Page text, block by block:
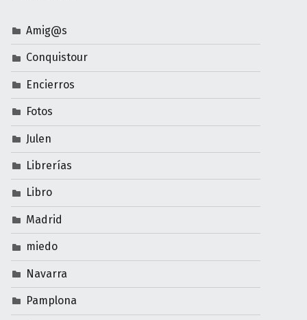
Amig@s
Conquistour
Encierros
Fotos
Julen
Librerías
Libro
Madrid
miedo
Navarra
Pamplona